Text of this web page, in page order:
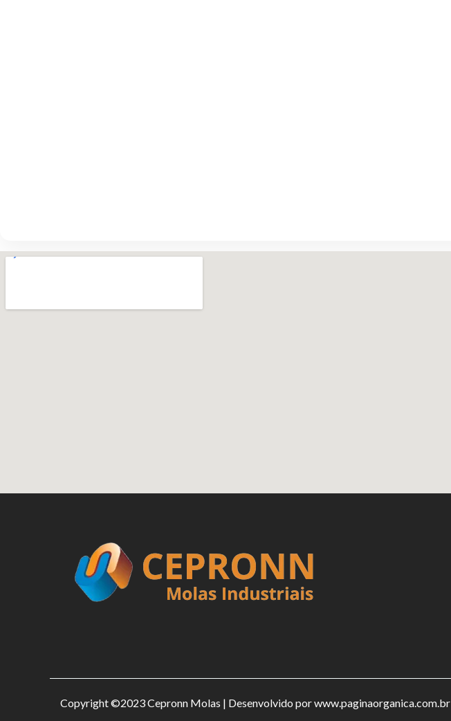
Copyright ©2023 Cepronn Molas | Desenvolvido porwww.paginaorganica.com.br